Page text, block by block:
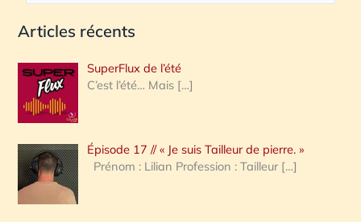
c
e
r
c
h
e
Articles récents
SuperFlux de l’été
C’est l’été… Mais […]
Épisode 17 // « Je suis Tailleur de pierre. »
Prénom : Lilian Profession : Tailleur […]